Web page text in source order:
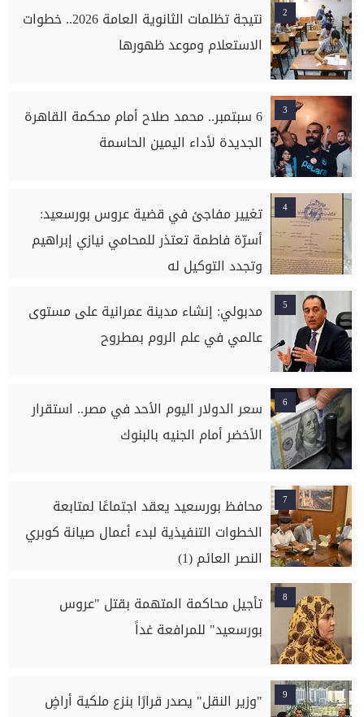
2
نتيجة تظلمات الثانوية العامة 2026.. خطوات
الاستعلام وموعد ظهورها
3
6 سبتمبر.. محمد صلاح أمام محكمة القاهرة
الجديدة لأداء اليمين الحاسمة
4
تغيير مفاجئ في قضية عروس بورسعيد:
أسرّة فاطمة تعتذر للمحامي نيازي إبراهيم
وتجدد التوكيل له
5
مدبولي: إنشاء مدينة عمرانية على مستوى
عالمي في علم الروم بمطروح
6
سعر الدولار اليوم الأحد في مصر.. استقرار
الأخضر أمام الجنيه بالبنوك
7
محافظ بورسعيد يعقد اجتماعًا لمتابعة
الخطوات التنفيذية لبدء أعمال صيانة كوبري
النصر العائم (1)
8
تأجيل محاكمة المتهمة بقتل "عروس
بورسعيد" للمرافعة غداً
9
"وزير النقل" يصدر قرارًا بنزع ملكية أراضٍ